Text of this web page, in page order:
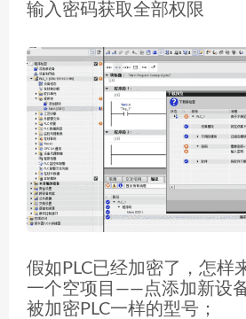
输入密码获取全部权限
假如PLC已经加密了，怎样
一个空项目——点添加新设
被加密PLC一样的型号；